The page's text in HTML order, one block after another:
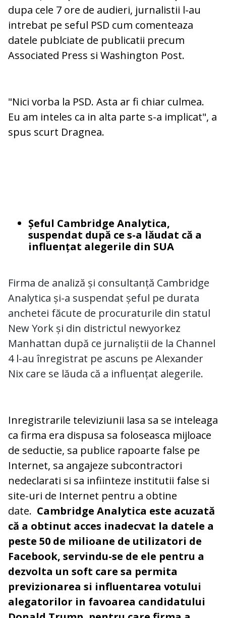
dupa cele 7 ore de audieri, jurnalistii l-au
intrebat pe seful PSD cum comenteaza
datele publciate de publicatii precum
Associated Press si Washington Post.
"Nici vorba la PSD. Asta ar fi chiar culmea.
Eu am inteles ca in alta parte s-a implicat", a
spus scurt Dragnea.
Șeful Cambridge Analytica,
suspendat după ce s-a lăudat că a
influențat alegerile din SUA
Firma de analiză și consultanță Cambridge
Analytica și-a suspendat șeful pe durata
anchetei făcute de procuraturile din statul
New York și din districtul newyorkez
Manhattan după ce jurnaliștii de la Channel
4 l-au înregistrat pe ascuns pe Alexander
Nix care se lăuda că a influențat alegerile.
Inregistrarile televiziunii lasa sa se inteleaga
ca firma era dispusa sa foloseasca mijloace
de seductie, sa publice rapoarte false pe
Internet, sa angajeze subcontractori
nedeclarati si sa infiinteze institutii false si
site-uri de Internet pentru a obtine
date. Cambridge Analytica este acuzată
că a obtinut acces inadecvat la datele a
peste 50 de milioane de utilizatori de
Facebook, servindu-se de ele pentru a
dezvolta un soft care sa permita
previzionarea si influentarea votului
alegatorilor in favoarea candidatului